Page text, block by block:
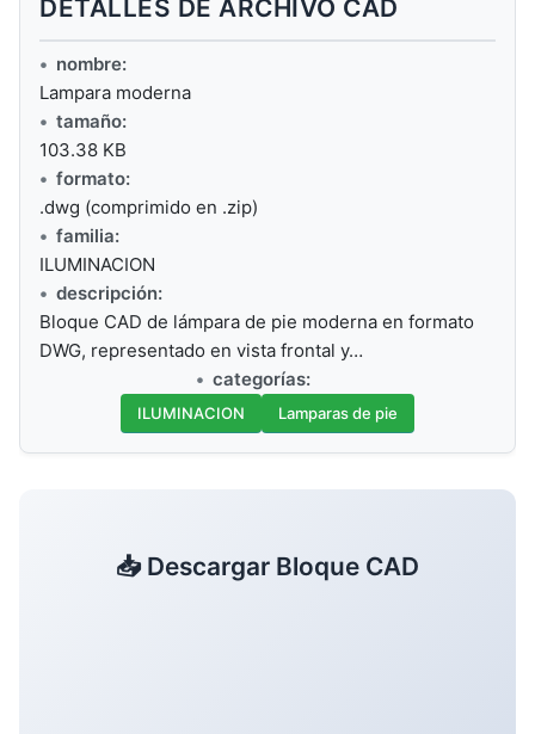
DETALLES DE ARCHIVO CAD
nombre:
Lampara moderna
tamaño:
103.38 KB
formato:
.dwg (comprimido en .zip)
familia:
ILUMINACION
descripción:
Bloque CAD de lámpara de pie moderna en formato
DWG, representado en vista frontal y…
categorías:
ILUMINACION Lamparas de pie
📥 Descargar Bloque CAD